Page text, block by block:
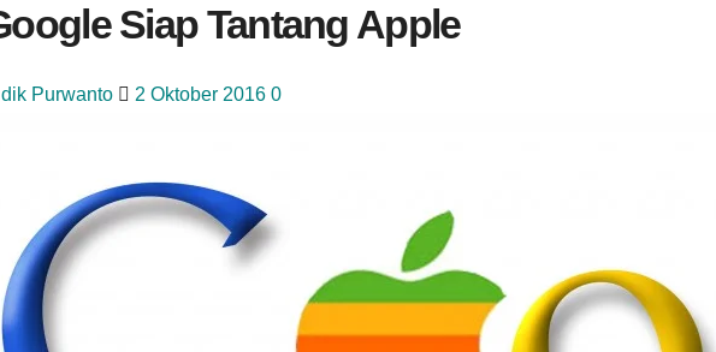
Siap Tantang Apple
Purwanto 2 Oktober 2016 0